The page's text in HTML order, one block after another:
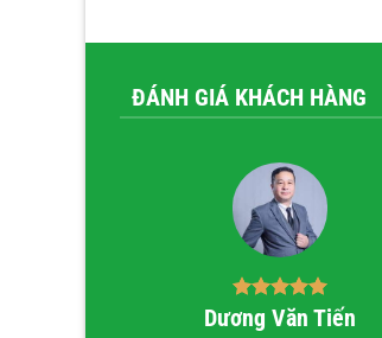
ĐÁNH GIÁ KHÁCH HÀNG
Bùi